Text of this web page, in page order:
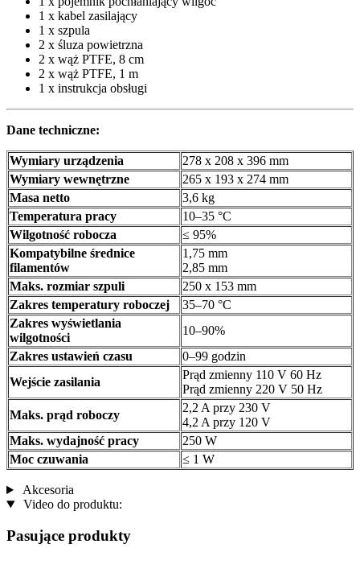
1 x kabel zasilający
1 x szpula
2 x śluza powietrzna
2 x wąż PTFE, 8 cm
2 x wąż PTFE, 1 m
1 x instrukcja obsługi
Dane techniczne:
Wymiary urządzenia
278 x 208 x 396 mm
Wymiary wewnętrzne
265 x 193 x 274 mm
Masa netto
3,6 kg
Temperatura pracy
10–35 °C
Wilgotność robocza
≤ 95%
Kompatybilne średnice
filamentów
1,75 mm
2,85 mm
Maks. rozmiar szpuli
250 x 153 mm
Zakres temperatury roboczej
35–70 °C
Zakres wyświetlania
wilgotności
10–90%
Zakres ustawień czasu
0–99 godzin
Wejście zasilania
Prąd zmienny 110 V 60 Hz
Prąd zmienny 220 V 50 Hz
Maks. prąd roboczy
2,2 A przy 230 V
4,2 A przy 120 V
Maks. wydajność pracy
250 W
Moc czuwania
≤ 1 W
Akcesoria
Video do produktu:
Pasujące produkty